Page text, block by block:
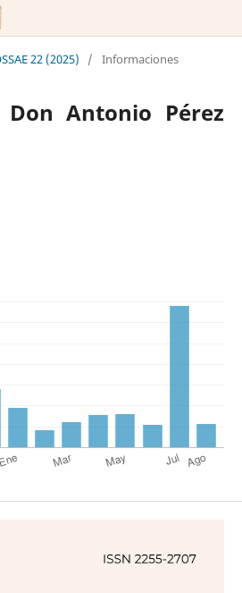
22 (2025) / Informaciones
Antonio Pérez